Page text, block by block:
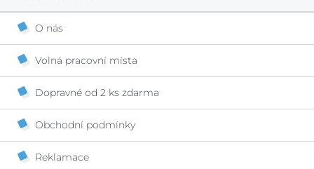
O nás
Volná pracovní místa
Dopravné od 2 ks zdarma
Obchodní podmínky
Reklamace